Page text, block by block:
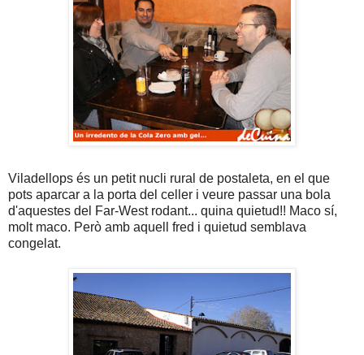
Viladellops és un petit nucli rural de postaleta, en el que
pots aparcar a la porta del celler i veure passar una bola
d'aquestes del Far-West rodant... quina quietud!! Maco sí,
molt maco. Però amb aquell fred i quietud semblava
congelat.